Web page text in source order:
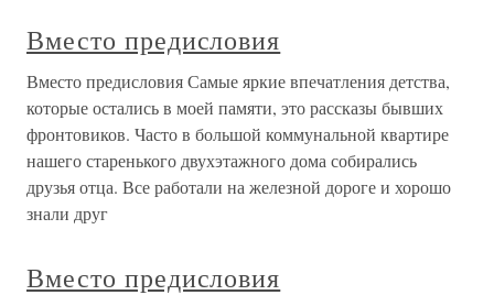
Вместо предисловия
Вместо предисловия Самые яркие впечатления детства,
которые остались в моей памяти, это рассказы бывших
фронтовиков. Часто в большой коммунальной квартире
нашего старенького двухэтажного дома собирались
друзья отца. Все работали на железной дороге и хорошо
знали друг
Вместо предисловия